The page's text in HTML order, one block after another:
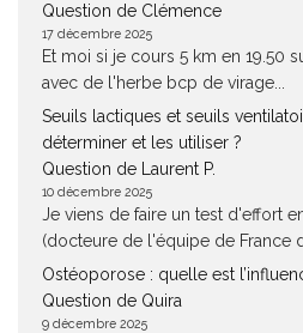
Question de Clémence
17 décembre 2025
Et moi si je cours 5 km en 19.50
avec de l'herbe bcp de virage...
Seuils lactiques et seuils
déterminer et les utiliser ?
Question de Laurent P.
10 décembre 2025
Je viens de faire un test d'effort
(docteure de l'équipe de France
Ostéoporose : quelle est
Question de Quira
9 décembre 2025